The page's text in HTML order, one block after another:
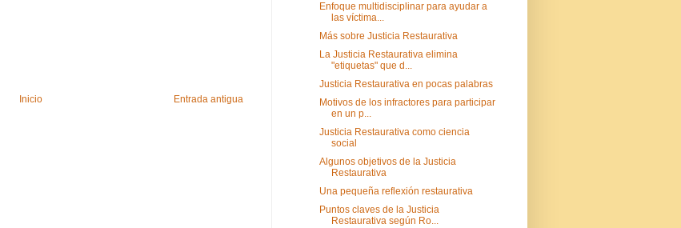
Entrada antigua
Inicio
Enfoque multidisciplinar para ayudar a
las víctima...
Más sobre Justicia Restaurativa
La Justicia Restaurativa elimina
"etiquetas" que d...
Justicia Restaurativa en pocas palabras
Motivos de los infractores para participar
en un p...
Justicia Restaurativa como ciencia
social
Algunos objetivos de la Justicia
Restaurativa
Una pequeña reflexión restaurativa
Puntos claves de la Justicia
Restaurativa según Ro...